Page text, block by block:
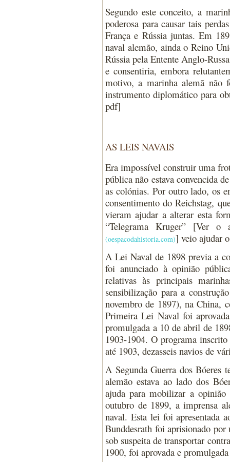
Segundo este conceito, a
poderosa para causar tais
França e Rússia juntas. Em
naval alemão, ainda o Reino
Rússia pela Entente Anglo-
e consentiria, embora
motivo, a marinha alemã não
instrumento diplomático para
pdf]
AS LEIS NAVAIS
Era impossível construir uma
pública não estava convencida
as colónias. Por outro lado, os
consentimento do Reichstag,
vieram ajudar a alterar esta
“Telegrama Kruger” [Ver
(oespacodahistoria.com)] veio ajudar
A Lei Naval de 1898 previa a
foi anunciado à opinião
relativas às principais
sensibilização para a
novembro de 1897), na China,
Primeira Lei Naval foi
promulgada a 10 de abril de
1903-1904. O programa
até 1903, dezasseis navios de
A Segunda Guerra dos Bóeres
alemão estava ao lado dos
ajuda para mobilizar a
outubro de 1899, a imprensa
naval. Esta lei foi apresentada
Bunddesrath foi aprisionado
sob suspeita de transportar
1900, foi aprovada e